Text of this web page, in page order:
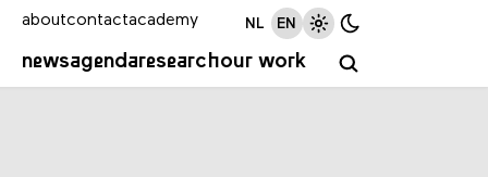
newsagendaresearchour work
aboutcontactacademy NL EN